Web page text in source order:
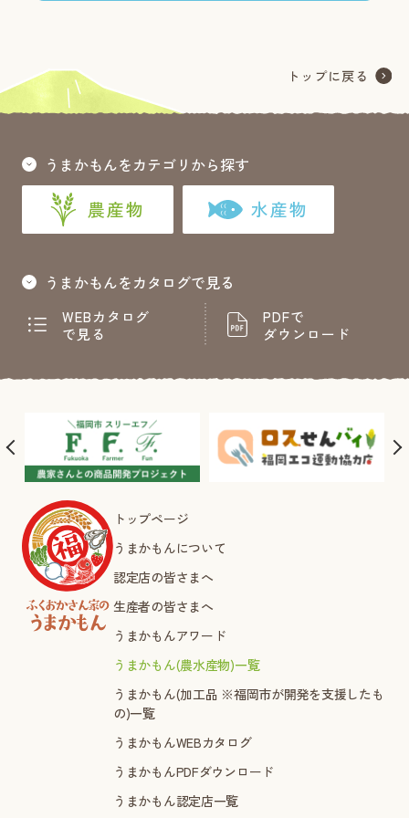
うまかもんをカテゴリから探す
農産物 水産物
うまかもんをカタログで見る
WEBカタログ
で見る
PDFで
ダウンロード
トップページ
うまかもんについて
認定店の皆さまへ
生産者の皆さまへ
うまかもんアワード
うまかもん(農水産物)一覧
うまかもん(加工品 ※福岡市が開発を支援したも
の)一覧
うまかもんWEBカタログ
うまかもんPDFダウンロード
うまかもん認定店一覧